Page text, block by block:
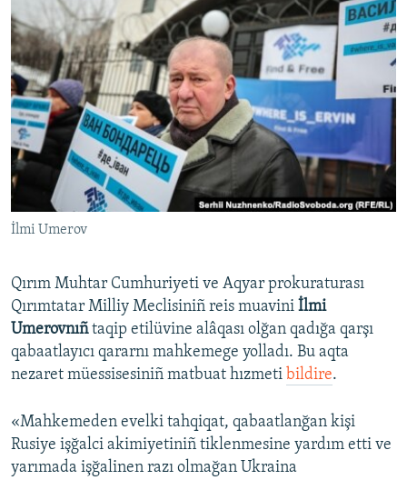
SÜRET
BLOGLAR
FİKİR
Русский
Українською
QOŞULIÑIZ!
RFE/RS bütün saytları
İlmi Umerov
Qırım Muhtar Cumhuriyeti ve Aqyar prokuraturası
Qırımtatar Milliy Meclisiniñ reis muavini İlmi
Umerovnıñtaqip etilüvine alâqası olğan qadığa qarşı
qabaatlayıcı qararnı mahkemege yolladı. Bu aqta
nezaret müessisesiniñ matbuat hızmeti bildire.
«Mahkemeden evelki tahqiqat, qabaatlanğan kişi
Rusiye işğalci akimiyetiniñ tiklenmesine yardım etti ve
yarımada işğalinen razı olmağan Ukraina